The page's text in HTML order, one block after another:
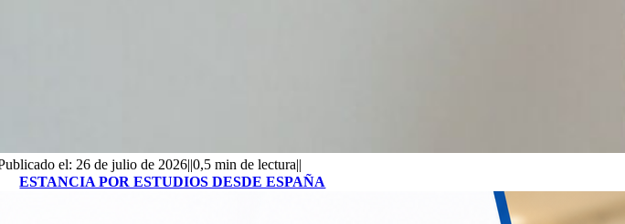
el: 26 de julio de 2026||0,5 min de lectura||
ESTANCIA POR ESTUDIOS DESDE ESPAÑA